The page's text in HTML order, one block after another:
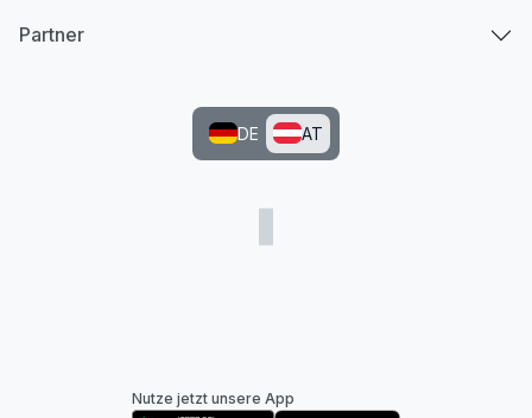
Partner
DE AT
Nutze jetzt unsere App